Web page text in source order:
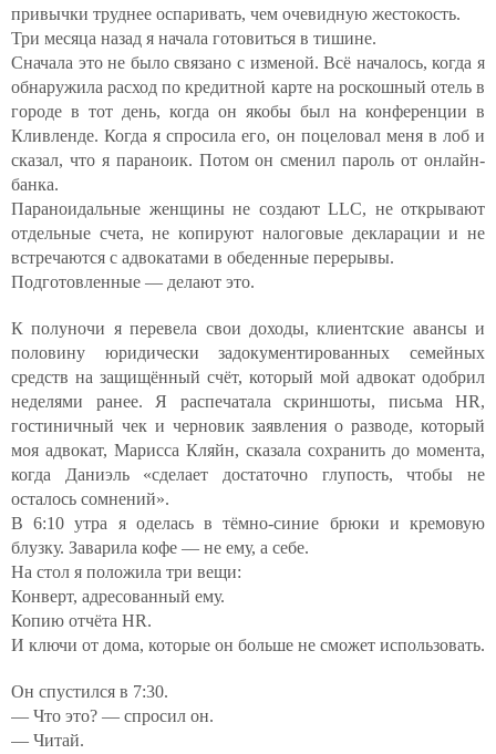
привычки труднее оспаривать, чем очевидную жестокость.
Три месяца назад я начала готовиться в тишине.
Сначала это не было связано с изменой. Всё началось, когда я
обнаружила расход по кредитной карте на роскошный отель в
городе в тот день, когда он якобы был на конференции в
Кливленде. Когда я спросила его, он поцеловал меня в лоб и
сказал, что я параноик. Потом он сменил пароль от онлайн-
банка.
Параноидальные женщины не создают LLC, не открывают
отдельные счета, не копируют налоговые декларации и не
встречаются с адвокатами в обеденные перерывы.
Подготовленные — делают это.
К полуночи я перевела свои доходы, клиентские авансы и
половину юридически задокументированных семейных
средств на защищённый счёт, который мой адвокат одобрил
неделями ранее. Я распечатала скриншоты, письма HR,
гостиничный чек и черновик заявления о разводе, который
моя адвокат, Марисса Кляйн, сказала сохранить до момента,
когда Даниэль «сделает достаточно глупость, чтобы не
осталось сомнений».
В 6:10 утра я оделась в тёмно-синие брюки и кремовую
блузку. Заварила кофе — не ему, а себе.
На стол я положила три вещи:
Конверт, адресованный ему.
Копию отчёта HR.
И ключи от дома, которые он больше не сможет использовать.
Он спустился в 7:30.
— Что это? — спросил он.
— Читай.